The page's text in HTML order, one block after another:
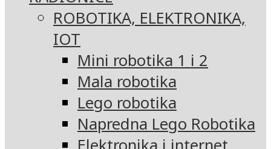
ROBOTIKA, ELEKTRONIKA,
IOT
Mini robotika 1 i 2
Mala robotika
Lego robotika
Napredna Lego Robotika